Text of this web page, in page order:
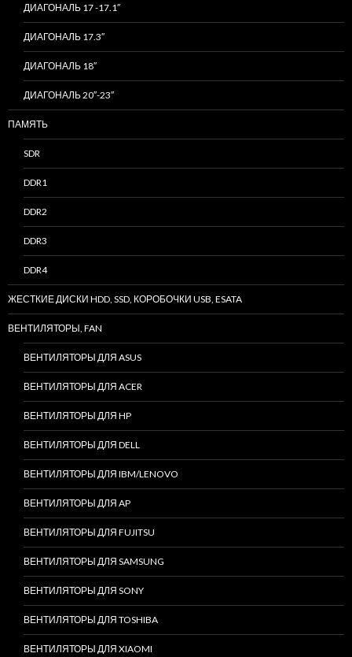
ДИАГОНАЛЬ 17 -17.1″
ДИАГОНАЛЬ 17.3″
ДИАГОНАЛЬ 18″
ДИАГОНАЛЬ 20″-23″
ПАМЯТЬ
SDR
DDR1
DDR2
DDR3
DDR4
ЖЕСТКИЕ ДИСКИ HDD, SSD, КОРОБОЧКИ USB, ESATA
ВЕНТИЛЯТОРЫ, FAN
ВЕНТИЛЯТОРЫ ДЛЯ ASUS
ВЕНТИЛЯТОРЫ ДЛЯ ACER
ВЕНТИЛЯТОРЫ ДЛЯ HP
ВЕНТИЛЯТОРЫ ДЛЯ DELL
ВЕНТИЛЯТОРЫ ДЛЯ IBM/LENOVO
ВЕНТИЛЯТОРЫ ДЛЯ AP
ВЕНТИЛЯТОРЫ ДЛЯ FUJITSU
ВЕНТИЛЯТОРЫ ДЛЯ SAMSUNG
ВЕНТИЛЯТОРЫ ДЛЯ SONY
ВЕНТИЛЯТОРЫ ДЛЯ TOSHIBA
ВЕНТИЛЯТОРЫ ДЛЯ XIAOMI